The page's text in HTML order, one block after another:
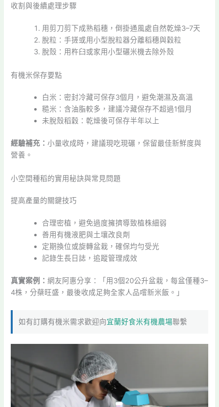
收割與後續處理步驟
用剪刀剪下成熟稻穗，倒掛通風處自然乾燥3–7天
脫粒：手搓或用小型脫粒器分離稻穗與穀粒
脫殼：用杵臼或家用小型碾米機去除外殼
有機米保存要點
白米：密封冷藏可保存3個月，避免潮濕及高溫
糙米：含油脂較多，建議冷藏保存不超過1個月
未脫殼稻穀：乾燥後可保存半年以上
經驗補充：小量收成時，建議現吃現碾，保留最佳新鮮度與
營養。
小空間種稻的實用秘訣與常見問題
提高產量的關鍵技巧
合理密植，避免過度擁擠導致植株細弱
善用有機液肥與土壤改良劑
定期換位或旋轉盆栽，確保均勻受光
記錄生長日誌，追蹤管理成效
真實案例：網友阿惠分享：「用3個20公升盆栽，每盆僅種3–
4株，分蘗旺盛，最後收成足夠全家人品嚐新米飯。」
如有訂購有機米需求歡迎向宜蘭好食米有機農場聯繫